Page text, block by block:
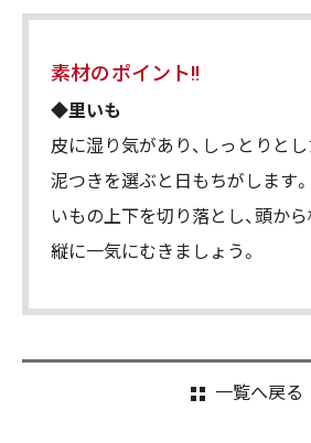
素材のポイント!!
◆里いも
皮に湿り気があり、しっとりとし
泥つきを選ぶと日もちがします。
いもの上下を切り落とし、頭か
縦に一気にむきましょう。
一覧へ戻る